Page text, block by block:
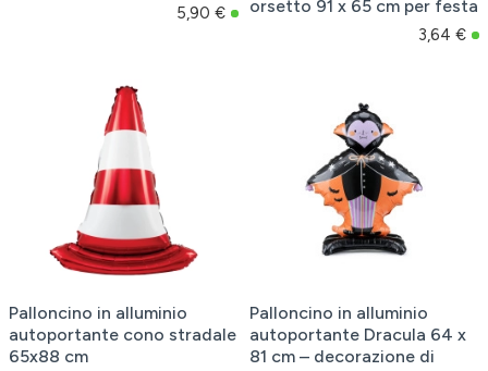
5,90 €
orsetto 91 x 65 cm per festa
3,64 €
Palloncino in alluminio
autoportante cono stradale
65x88 cm
Palloncino in alluminio
autoportante Dracula 64 x
81 cm – decorazione di